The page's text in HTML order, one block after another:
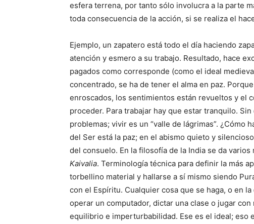
esfera terrena, por tanto sólo involucra a la parte
toda consecuencia de la acción, si se realiza el
Ejemplo, un zapatero está todo el día haciendo
atención y esmero a su trabajo. Resultado, hace
pagados como corresponde (como el ideal
concentrado, se ha de tener el alma en paz.
enroscados, los sentimientos están revueltos y el
proceder. Para trabajar hay que estar tranquilo.
problemas; vivir es un “valle de lágrimas”. ¿Cómo
del Ser está la paz; en el abismo quieto y
del consuelo. En la filosofía de la India se da
Kaivalia. Terminología técnica para definir la más
torbellino material y hallarse a sí mismo siendo
con el Espíritu. Cualquier cosa que se haga, o en
operar un computador, dictar una clase o jugar
equilibrio e imperturbabilidad. Ese es el ideal; eso